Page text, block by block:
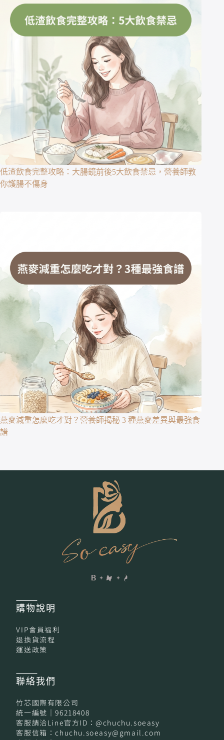
低渣飲食完整攻略：大腸鏡前後5大飲食禁忌，營養師教
你護腸不傷身
燕麥減重怎麼吃才對？營養師揭秘 3 種燕麥差異與最強食
譜
購物說明
VIP會員福利
退換貨流程
運送政策
聯絡我們
竹芯國際有限公司
統一編號｜96218408
客服請洽Line官方ID：@chuchu.soeasy
客服信箱：chuchu.soeasy@gmail.com